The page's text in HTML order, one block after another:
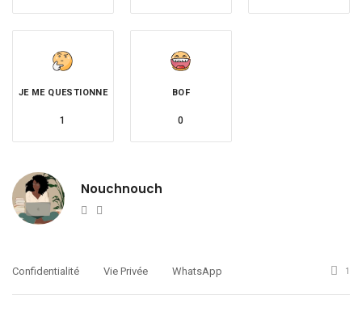
JE ME QUESTIONNE
1
BOF
0
Nouchnouch
Website
Confidentialité Vie Privée WhatsApp 1